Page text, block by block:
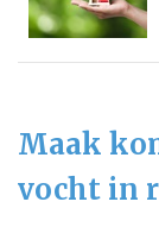
Maak
vocht in